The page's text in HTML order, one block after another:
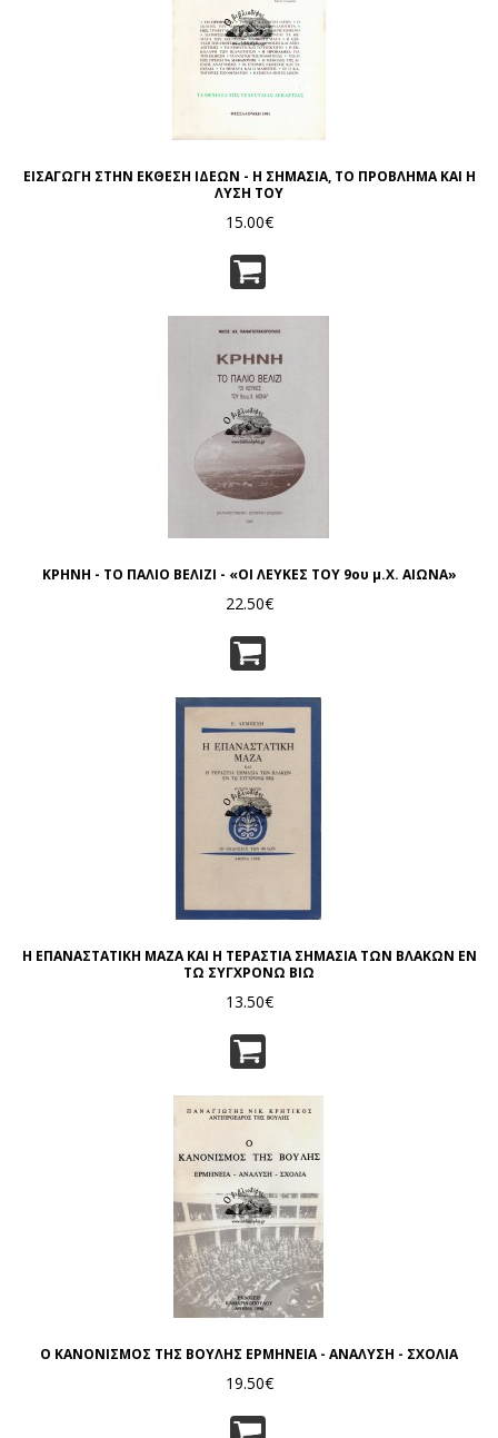
ΕΙΣΑΓΩΓΗ ΣΤΗΝ ΕΚΘΕΣΗ ΙΔΕΩΝ - Η ΣΗΜΑΣΙΑ, ΤΟ ΠΡΟΒΛΗΜΑ ΚΑΙ Η
ΛΥΣΗ ΤΟΥ
15.00€
ΚΡΗΝΗ - ΤΟ ΠΑΛΙΟ ΒΕΛΙΖΙ - «ΟΙ ΛΕΥΚΕΣ ΤΟΥ 9ου μ.Χ. ΑΙΩΝΑ»
22.50€
Η ΕΠΑΝΑΣΤΑΤΙΚΗ ΜΑΖΑ ΚΑΙ Η ΤΕΡΑΣΤΙΑ ΣΗΜΑΣΙΑ ΤΩΝ ΒΛΑΚΩΝ ΕΝ
ΤΩ ΣΥΓΧΡΟΝΩ ΒΙΩ
13.50€
Ο ΚΑΝΟΝΙΣΜΟΣ ΤΗΣ ΒΟΥΛΗΣ ΕΡΜΗΝΕΙΑ - ΑΝΑΛΥΣΗ - ΣΧΟΛΙΑ
19.50€